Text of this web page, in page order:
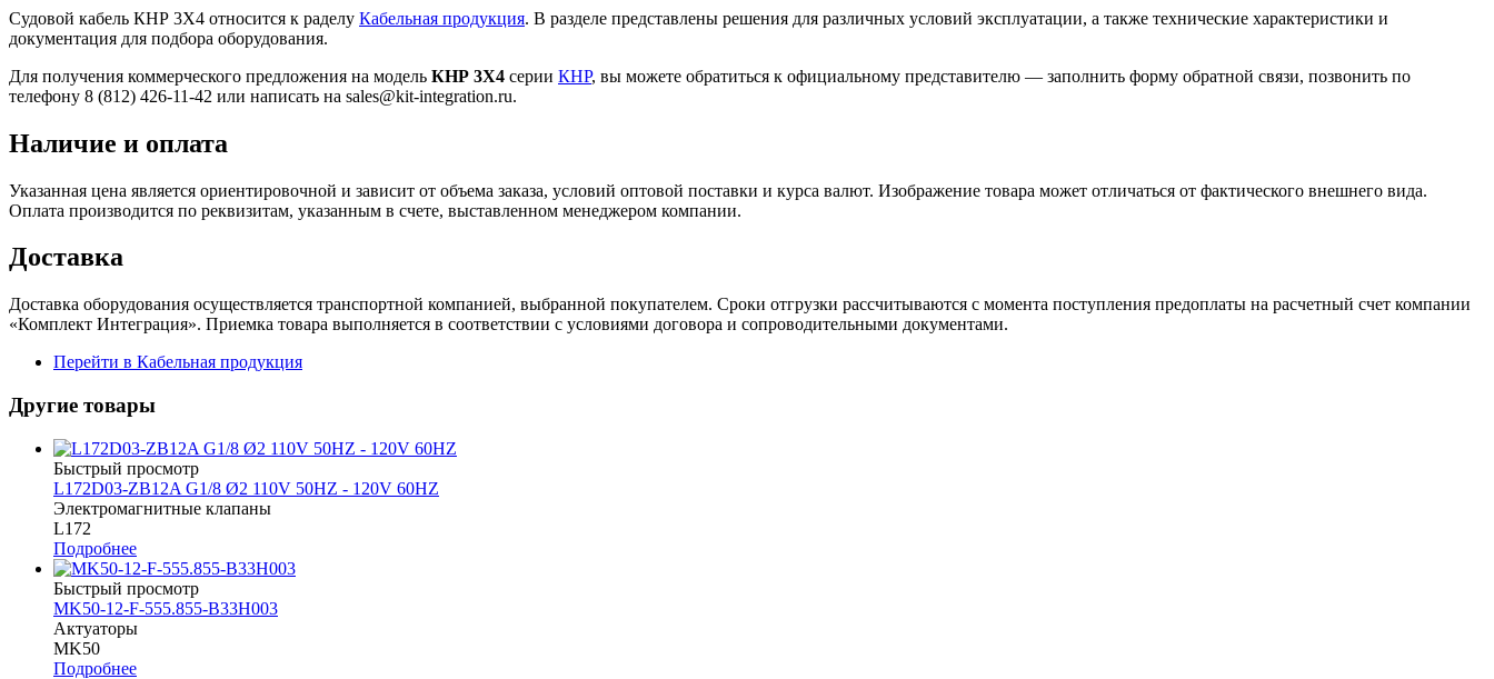
Судовой кабель КНР 3Х4 относится к раделу Кабельная продукция. В разделе представлены решения для различных условий эксплуатации, а также технические характеристики и
документация для подбора оборудования.
Для получения коммерческого предложения на модель КНР 3Х4 серии КНР, вы можете обратиться к официальному представителю — заполнить форму обратной связи, позвонить по
телефону 8 (812) 426-11-42 или написать на sales@kit-integration.ru.
Наличие и оплата
Указанная цена является ориентировочной и зависит от объема заказа, условий оптовой поставки и курса валют. Изображение товара может отличаться от фактического внешнего вида.
Оплата производится по реквизитам, указанным в счете, выставленном менеджером компании.
Доставка
Доставка оборудования осуществляется транспортной компанией, выбранной покупателем. Сроки отгрузки рассчитываются с момента поступления предоплаты на расчетный счет компании
«Комплект Интеграция». Приемка товара выполняется в соответствии с условиями договора и сопроводительными документами.
Перейти в Кабельная продукция
Другие товары
Быстрый просмотр
L172D03-ZB12A G1/8 Ø2 110V 50HZ - 120V 60HZ
Электромагнитные клапаны
L172
Подробнее
Быстрый просмотр
MK50-12-F-555.855-B33H003
Актуаторы
MK50
Подробнее